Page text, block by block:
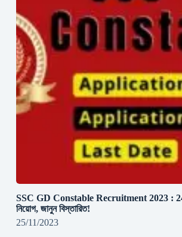
SSC GD Constable Recruitment 2023 :
নিয়োগ, জানুন বিস্তারিত!
25/11/2023